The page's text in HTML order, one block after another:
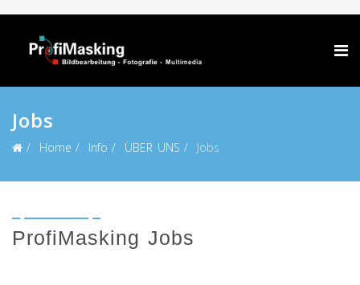
Jobs
Home Info ÜBER UNS Jobs
ProfiMasking Jobs